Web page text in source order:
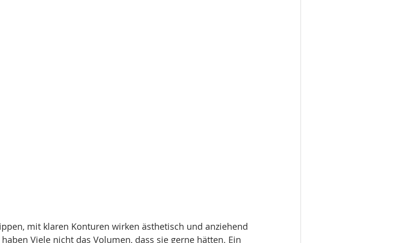
mit klaren Konturen wirken ästhetisch und anziehend
Viele nicht das Volumen, dass sie gerne hätten. Ein